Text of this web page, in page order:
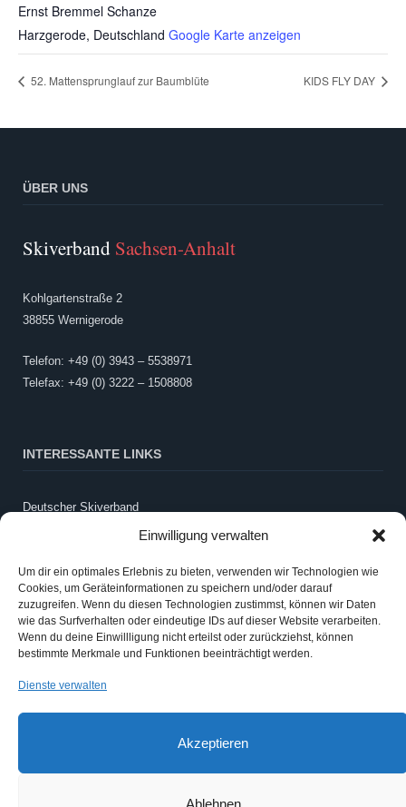
Einwilligung verwalten
Um dir ein optimales Erlebnis zu bieten, verwenden wir Technologien wie
Cookies, um Geräteinformationen zu speichern und/oder darauf
zuzugreifen. Wenn du diesen Technologien zustimmst, können wir Daten
wie das Surfverhalten oder eindeutige IDs auf dieser Website verarbeiten.
Wenn du deine Einwillligung nicht erteilst oder zurückziehst, können
bestimmte Merkmale und Funktionen beeinträchtigt werden.
Dienste verwalten
Akzeptieren
Ablehnen
Ernst Bremmel Schanze
Harzgerode, Deutschland Google Karte anzeigen
52. Mattensprunglauf zur Baumblüte KIDS FLY DAY
ÜBER UNS
Skiverband Sachsen-Anhalt
Kohlgartenstraße 2
38855 Wernigerode
Telefon: +49 (0) 3943 – 5538971
Telefax: +49 (0) 3222 – 1508808
INTERESSANTE LINKS
Deutscher Skiverband
LandesSportBund Sachsen-Anhalt
Schneebericht Harz
Webcam LLZ Sonnenberg
ANMELDEN